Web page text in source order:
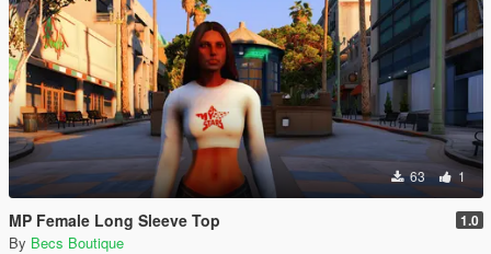
63 1
MP Female Long Sleeve Top 1.0
By Becs Boutique